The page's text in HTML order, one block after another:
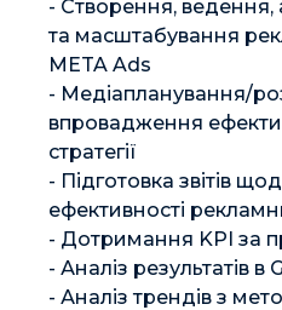
Privacy Policy
©2026 Svitsoft Digital
- Створення, ведення,
та масштабування
META Ads
- Медіапланування/
впровадження
стратегії
- Підготовка звітів
ефективності
- Дотримання KPI за
- Аналіз результатів в
- Аналіз трендів з